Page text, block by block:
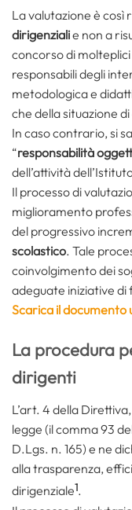
La valutazione è così
dirigenzialie non a
concorso di
responsabili degli
metodologica e
che della situazione
In caso contrario, si
“responsabilità
dell’attività
Il processo di
miglioramento
del progressivo
scolastico. Tale
coinvolgimento dei
adeguate iniziative
Scarica il documento
La procedura
dirigenti
L’art. 4 della
legge (il comma 93
D.Lgs. n. 165) e ne
alla trasparenza,
dirigenziale1.